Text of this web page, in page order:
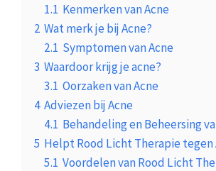
1.1 Kenmerken van Acne
2 Wat merk je bij Acne?
2.1 Symptomen van Acne
3 Waardoor krijg je acne?
3.1 Oorzaken van Acne
4 Adviezen bij Acne
4.1 Behandeling en Beheersing
5 Helpt Rood Licht Therapie tegen
5.1 Voordelen van Rood Licht